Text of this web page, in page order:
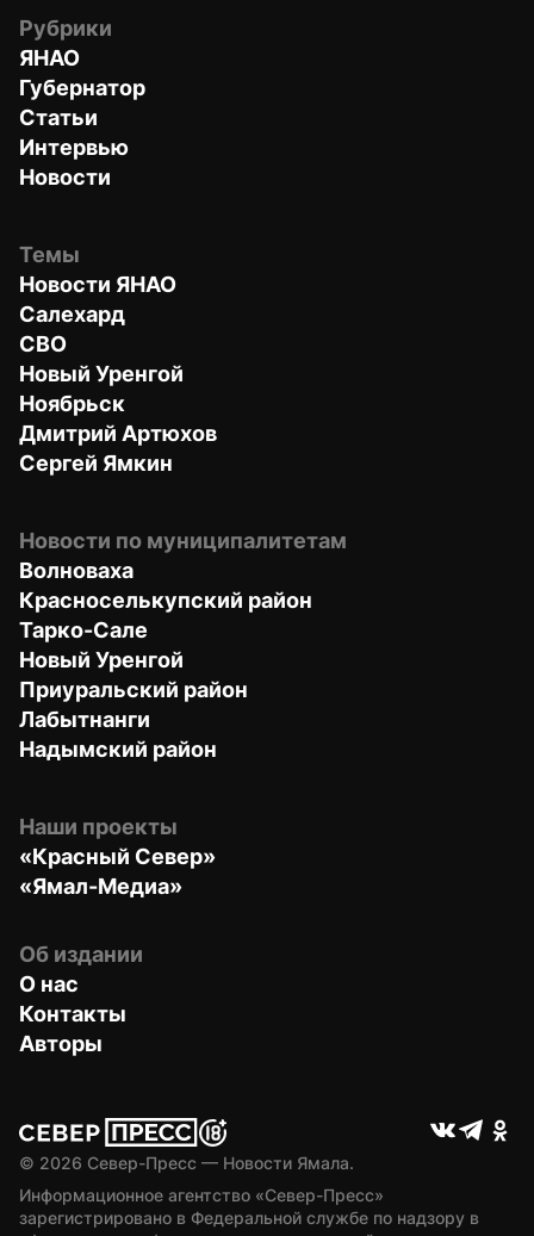
Рубрики
ЯНАО
Губернатор
Статьи
Интервью
Новости
Темы
Новости ЯНАО
Салехард
СВО
Новый Уренгой
Ноябрьск
Дмитрий Артюхов
Сергей Ямкин
Новости по муниципалитетам
Волноваха
Красноселькупский район
Тарко-Сале
Новый Уренгой
Приуральский район
Лабытнанги
Надымский район
Наши проекты
«Красный Север»
«Ямал-Медиа»
Об издании
О нас
Контакты
Авторы
© 2026 Север-Пресс — Новости Ямала.
Информационное агентство «Север-Пресс»
зарегистрировано в Федеральной службе по надзору в